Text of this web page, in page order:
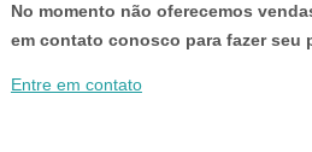
No momento não oferecemos
em contato conosco para fazer seu
Entre em contato